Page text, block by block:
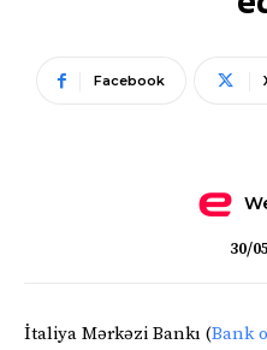
Facebook
30/
İtaliya Mərkəzi Bankı (Bank